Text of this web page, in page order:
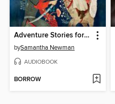
Adventure Stories for Daring Girls
bySamantha Newman
AUDIOBOOK
BORROW